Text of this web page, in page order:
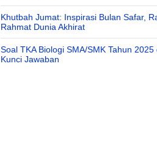
Khutbah Jumat: Inspirasi Bulan Safar,
Rahmat Dunia Akhirat
Soal TKA Biologi SMA/SMK Tahun 2025
Kunci Jawaban